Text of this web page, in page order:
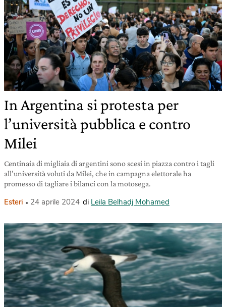
In Argentina si protesta per
l’università pubblica e contro
Milei
Centinaia di migliaia di argentini sono scesi in piazza contro i tagli
all’università voluti da Milei, che in campagna elettorale ha
promesso di tagliare i bilanci con la motosega.
Esteri 24 aprile 2024 di Leila Belhadj Mohamed